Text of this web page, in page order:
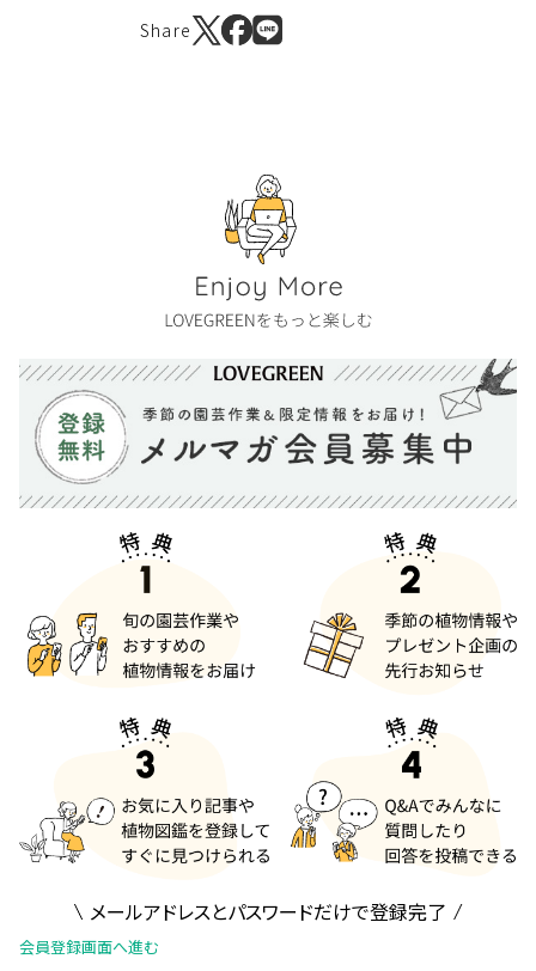
Share
メールアドレスとパスワードだけで登録完了
会員登録画面へ進む